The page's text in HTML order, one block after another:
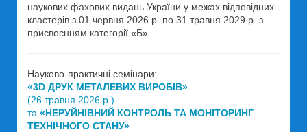
наукових фахових видань України у межах відповідних
кластерів з 01 червня 2026 р. по 31 травня 2029 р. з
присвоєнням категорії «Б».
Науково-практичні семінари:
«3D ДРУК МЕТАЛЕВИХ ВИРОБІВ»
(26 травня 2026 р.)
та «НЕРУЙНІВНИЙ КОНТРОЛЬ ТА МОНІТОРИНГ
ТЕХНІЧНОГО СТАНУ»